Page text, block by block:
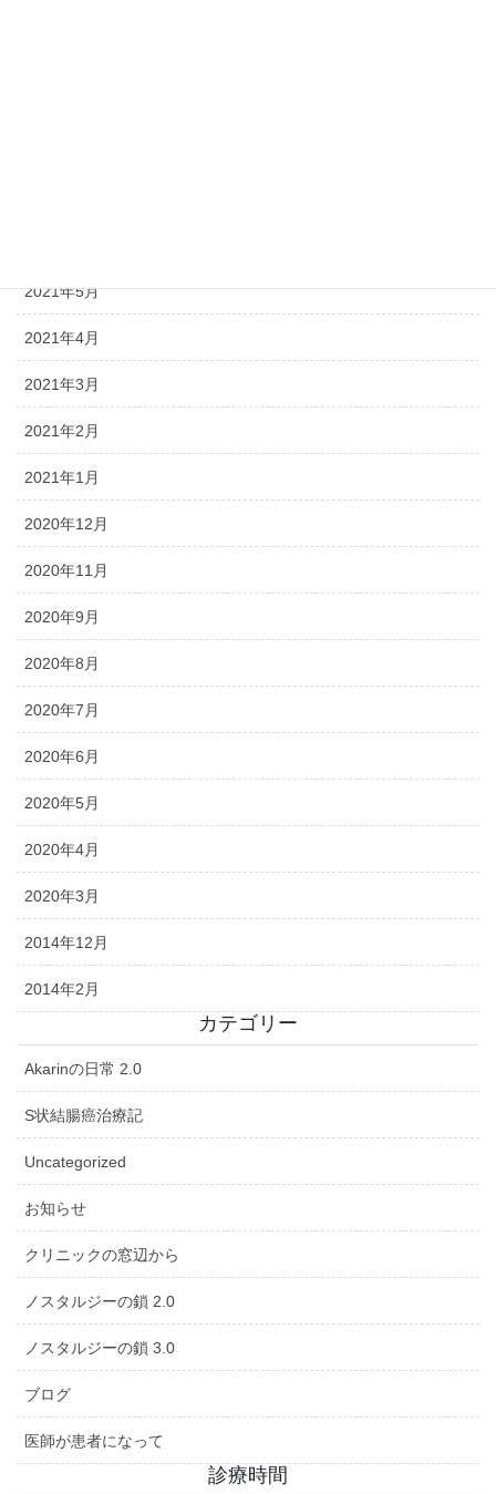
2021年5月
2021年4月
2021年3月
2021年2月
2021年1月
2020年12月
2020年11月
2020年9月
2020年8月
2020年7月
2020年6月
2020年5月
2020年4月
2020年3月
2014年12月
2014年2月
カテゴリー
Akarinの日常 2.0
S状結腸癌治療記
Uncategorized
お知らせ
クリニックの窓辺から
ノスタルジーの鎖 2.0
ノスタルジーの鎖 3.0
ブログ
医師が患者になって
診療時間